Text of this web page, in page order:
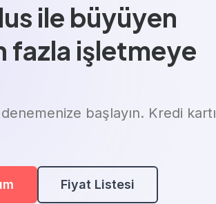
ile büyüyen
fazla işletmeye
başlayın. Kredi kartı
Fiyat Listesi